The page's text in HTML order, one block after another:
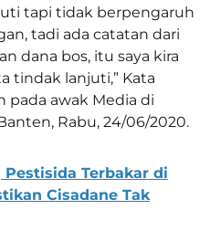
tapi tidak berpengaruh
tadi ada catatan dari
dana bos, itu saya kira
tindak lanjuti,” Kata
pada awak Media di
Rabu, 24/06/2020.
Pestisida Terbakar di
Cisadane Tak